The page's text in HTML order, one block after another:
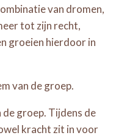
van dromen,
tot zijn recht,
groeien hierdoor in
van de groep.
groep. Tijdens de
kracht zit in voor